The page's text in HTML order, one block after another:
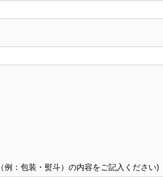
例：包装・熨斗）の内容をご記入ください)